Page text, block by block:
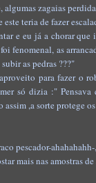
algumas zagaias
teria de fazer
e eu já a chorar
as
as pedras ???"
para fazer o
só dizia :"
assim ,a sorte protege
pescador-
mais nas amostras